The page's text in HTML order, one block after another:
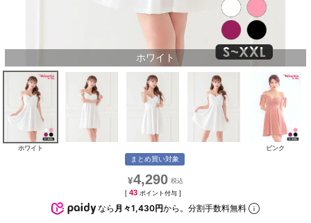
ホワイト
ホワイト ピンク
まとめ買い対象
¥4,290
[ 43 ポイント付与 ]
なら 月々1,430円から。分割手数料無料